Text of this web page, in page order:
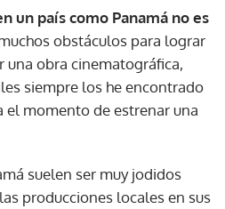
un país como Panamá no es
obstáculos para lograr
obra cinematográfica,
siempre los he encontrado
momento de estrenar una
suelen ser muy jodidos
producciones locales en sus